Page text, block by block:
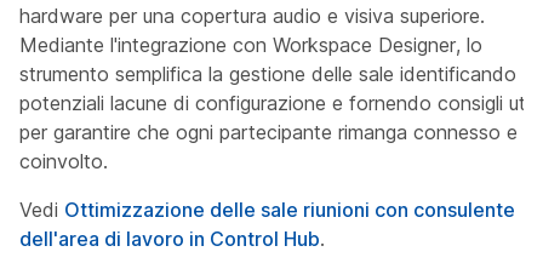
hardware per una copertura audio e visiva superiore.
Mediante l'integrazione con Workspace Designer, lo
strumento semplifica la gestione delle sale identificando
potenziali lacune di configurazione e fornendo consigli utili
per garantire che ogni partecipante rimanga connesso e
coinvolto.
Vedi Ottimizzazione delle sale riunioni con consulente
dell'area di lavoro in Control Hub.